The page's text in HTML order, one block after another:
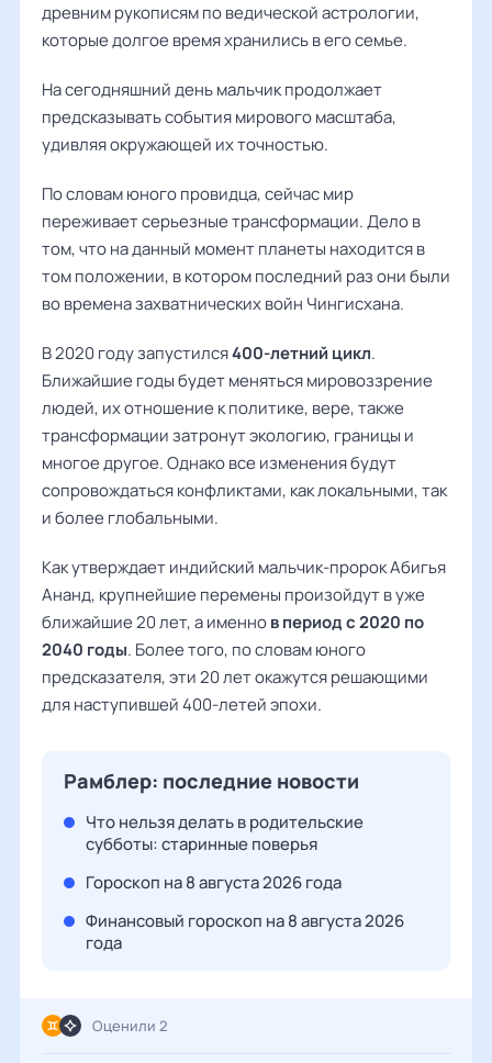
древним рукописям по ведической астрологии,
которые долгое время хранились в его семье.
На сегодняшний день мальчик продолжает
предсказывать события мирового масштаба,
удивляя окружающей их точностью.
По словам юного провидца, сейчас мир
переживает серьезные трансформации. Дело в
том, что на данный момент планеты находится в
том положении, в котором последний раз они были
во времена захватнических войн Чингисхана.
В 2020 году запустился400-летний цикл.
Ближайшие годы будет меняться мировоззрение
людей, их отношение к политике, вере, также
трансформации затронут экологию, границы и
многое другое. Однако все изменения будут
сопровождаться конфликтами, как локальными, так
и более глобальными.
Как утверждает индийский мальчик-пророк Абигья
Ананд, крупнейшие перемены произойдут в уже
ближайшие 20 лет, а именнов период с 2020 по
2040 годы. Более того, по словам юного
предсказателя, эти 20 лет окажутся решающими
для наступившей 400-летей эпохи.
Рамблер: последние новости
Что нельзя делать в родительские
субботы: старинные поверья
Гороскоп на 8 августа 2026 года
Финансовый гороскоп на 8 августа 2026
года
Оценили 2